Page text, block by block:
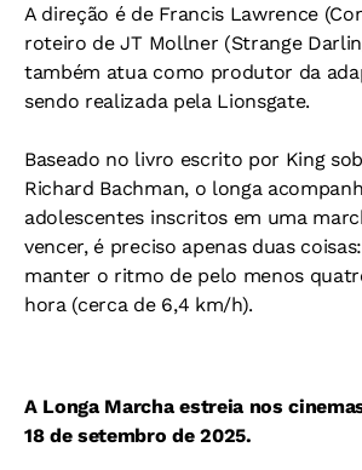
A direção é de Francis Lawrence
roteiro de JT Mollner (Strange
também atua como produtor da
sendo realizada pela Lionsgate.
Baseado no livro escrito por King
Richard Bachman, o longa
adolescentes inscritos em uma
vencer, é preciso apenas duas
manter o ritmo de pelo menos
hora (cerca de 6,4 km/h).
A Longa Marcha estreia nos
18 de setembro de 2025.